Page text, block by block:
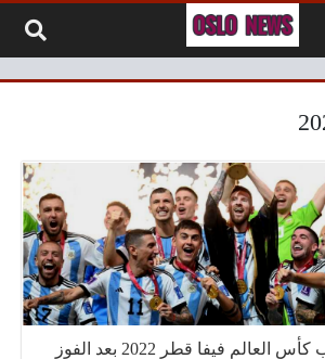
الأرجنتين تحرز لقب كأس العالم فيفا قطر 2022 بعد الفوز